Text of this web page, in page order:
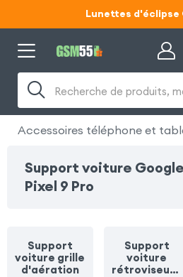
Lunettes d'éclipse
Code
Code
Recherche de produits,
Accessoires téléphone et
Support voiture Google
Pixel 9 Pro
Support
voiture grille
d'aération
Support
voiture
rétroviseur /